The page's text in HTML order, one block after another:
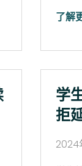
了解
学
拒
2024